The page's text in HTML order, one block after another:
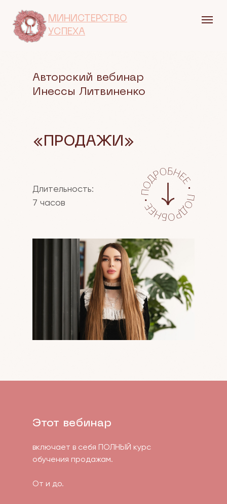
МИНИСТЕРСТВО
УСПЕХА
«ПРОДАЖИ»
Авторский вебинар
Инессы Литвиненко
Длительность:
7 часов
включает в себя ПОЛНЫЙ курс
обучения продажам.
От и до.
Этот вебинар